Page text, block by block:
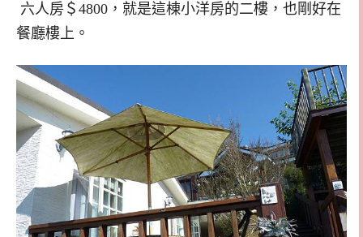
六人房＄4800，就是這棟小洋房的二樓，也剛好在
餐廳樓上。